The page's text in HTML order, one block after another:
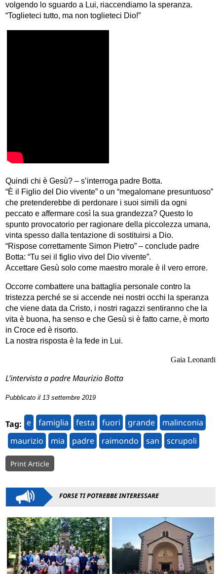
volgendo lo sguardo a Lui, riaccendiamo la speranza.
“Toglieteci tutto, ma non toglieteci Dio!”
Quindi chi è Gesù? – s’interroga padre Botta.
“È il Figlio del Dio vivente” o un “megalomane presuntuoso”
che pretenderebbe di perdonare i suoi simili da ogni
peccato e affermare così la sua grandezza? Questo lo
spunto provocatorio per ragionare della piccolezza umana,
vinta spesso dalla tentazione di sostituirsi a Dio.
“Rispose correttamente Simon Pietro” – conclude padre
Botta: “Tu sei il figlio vivo del Dio vivente”.
Accettare Gesù solo come maestro morale è il vero errore.
Occorre combattere una battaglia personale contro la
tristezza perché se si accende nei nostri occhi la speranza
che viene data da Cristo, i nostri ragazzi sentiranno che la
vita è buona, ha senso e che Gesù si è fatto carne, è morto
in Croce ed è risorto.
La nostra risposta è la fede in Lui.
Gaia Leonardi
L’intervista a padre Maurizio Botta
Pubblicato il 13 settembre 2019
Tag: e famiglia festa fuori grande
malinconia
maurizio
mia padre raimondo san scrupoli
Print Article
FORSE TI POTREBBE INTERESSARE